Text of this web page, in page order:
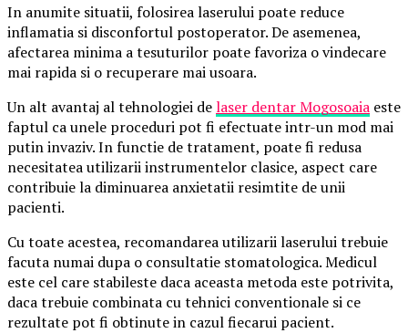
In anumite situatii, folosirea laserului poate reduce
inflamatia si disconfortul postoperator. De asemenea,
afectarea minima a tesuturilor poate favoriza o vindecare
mai rapida si o recuperare mai usoara.
Un alt avantaj al tehnologiei delaser dentar Mogosoaia este
faptul ca unele proceduri pot fi efectuate intr-un mod mai
putin invaziv. In functie de tratament, poate fi redusa
necesitatea utilizarii instrumentelor clasice, aspect care
contribuie la diminuarea anxietatii resimtite de unii
pacienti.
Cu toate acestea, recomandarea utilizarii laserului trebuie
facuta numai dupa o consultatie stomatologica. Medicul
este cel care stabileste daca aceasta metoda este potrivita,
daca trebuie combinata cu tehnici conventionale si ce
rezultate pot fi obtinute in cazul fiecarui pacient.